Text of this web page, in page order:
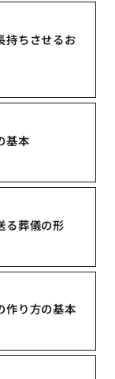
持ちさせるお
基本
る葬儀の形
作り方の基本